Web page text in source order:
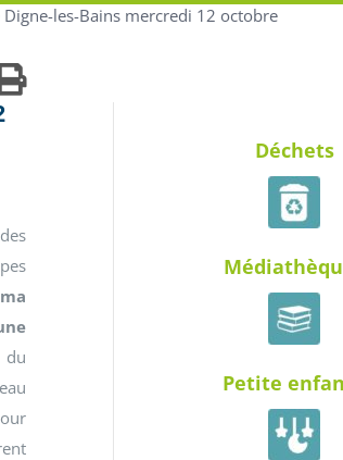
les-Bains mercredi 12 octobre
Déchets
Petite